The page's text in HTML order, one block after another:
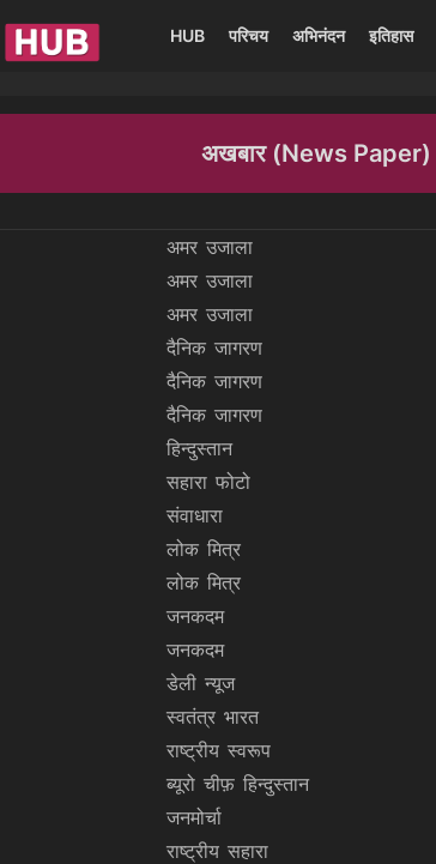
HUB परिचय अभिनंदन इतिहास
अखबार (News Paper)
अमर उजाला
अमर उजाला
अमर उजाला
दैनिक जागरण
दैनिक जागरण
दैनिक जागरण
हिन्दुस्तान
सहारा फोटो
संवाधारा
लोक मित्र
लोक मित्र
जनकदम
जनकदम
डेली न्यूज
स्वतंत्र भारत
राष्ट्रीय स्वरूप
ब्यूरो चीफ़ हिन्दुस्तान
जनमोर्चा
राष्ट्रीय सहारा